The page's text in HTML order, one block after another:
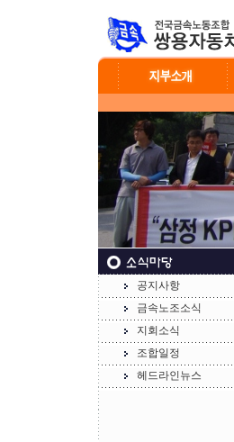
공지사항
금속노조소식
지회소식
조합일정
헤드라인뉴스